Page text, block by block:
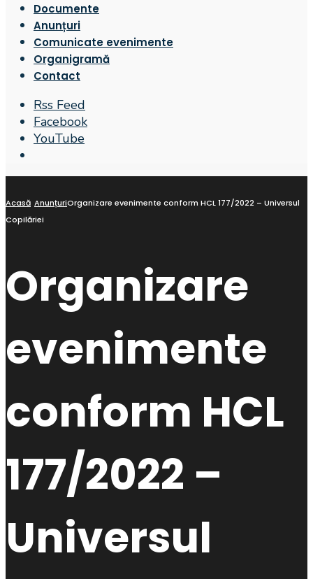
Documente
Anunțuri
Comunicate evenimente
Organigramă
Contact
Rss Feed
Facebook
YouTube
Acasă AnunțuriOrganizare evenimente conform HCL 177/2022 – Universul
Copilăriei
Organizare
evenimente
conform HCL
177/2022 –
Universul